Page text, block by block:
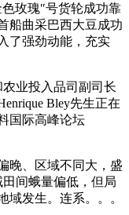
玫瑰″号货轮成功靠
船曲采巴西大豆成功
了强劲动能，充实
业投入品司副司长
Bley先生正在
国际高峰论坛
、区域不同大，盛
间蛾量偏低，但局
域发生。连系。。。